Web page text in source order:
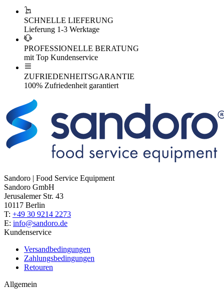
SCHNELLE LIEFERUNG
Lieferung 1-3 Werktage
PROFESSIONELLE BERATUNG
mit Top Kundenservice
ZUFRIEDENHEITSGARANTIE
100% Zufriedenheit garantiert
Sandoro | Food Service Equipment
Sandoro GmbH
Jerusalemer Str. 43
10117 Berlin
T: +49 30 9214 2273
E: info@sandoro.de
Kundenservice
Versandbedingungen
Zahlungsbedingungen
Retouren
Allgemein